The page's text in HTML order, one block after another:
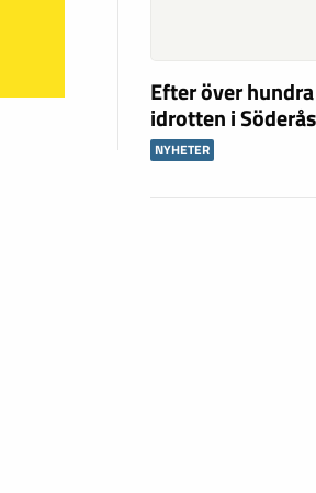
Efter över
idrotten i Söderås
NYHETER